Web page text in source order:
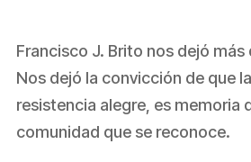
Francisco J. Brito nos dejó más
Nos dejó la convicción de que
resistencia alegre, es memoria
comunidad que se reconoce.